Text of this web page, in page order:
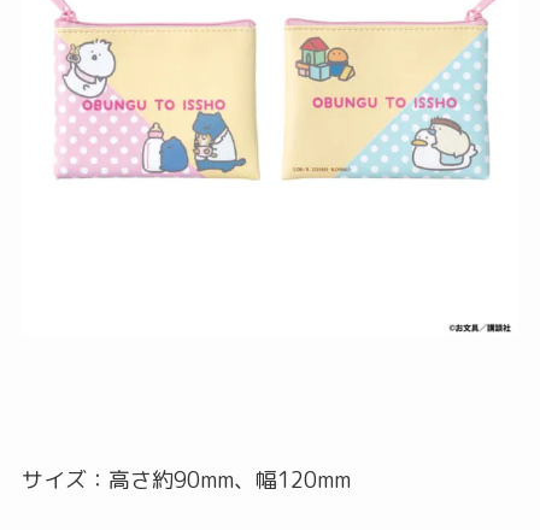
サイズ：高さ約90mm、幅120mm